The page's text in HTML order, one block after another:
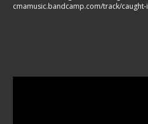
cmamusic.bandcamp.com/track/